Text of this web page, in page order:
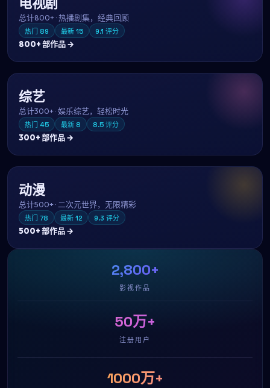
总计800+·热播剧集，经典回顾
热门 89 最新 15 9.1 评分
800+部作品 →
综艺
总计300+·娱乐综艺，轻松时光
热门 45 最新 8 8.5 评分
300+部作品 →
动漫
总计500+· 二次元世界，无限精彩
热门 78 最新 12 9.3 评分
500+部作品 →
2,800+
影视作品
50万+
注册用户
1000万+